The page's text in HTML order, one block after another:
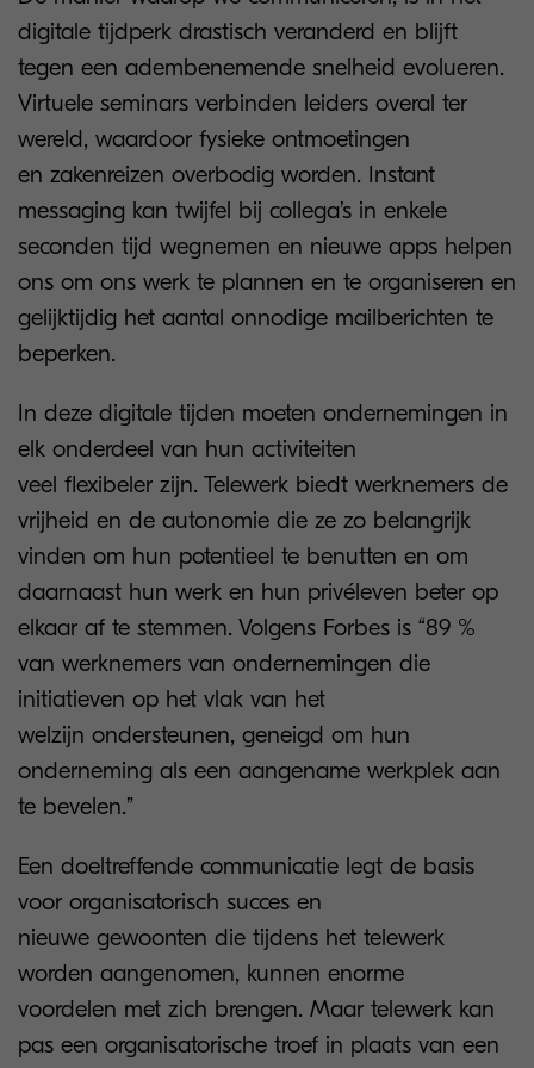
digitale tijdperk drastisch veranderd en blijft
tegen een adembenemende snelheid evolueren.
Virtuele seminars verbinden leiders overal ter
wereld, waardoor fysieke ontmoetingen
en zakenreizen overbodig worden. Instant
messaging kan twijfel bij collega’s in enkele
seconden tijd wegnemen en nieuwe apps helpen
ons om ons werk te plannen en te organiseren en
gelijktijdig het aantal onnodige mailberichten te
beperken.
In deze digitale tijden moeten ondernemingen in
elk onderdeel van hun activiteiten
veel flexibeler zijn. Telewerk biedt werknemers de
vrijheid en de autonomie die ze zo belangrijk
vinden om hun potentieel te benutten en om
daarnaast hun werk en hun privéleven beter op
elkaar af te stemmen. Volgens Forbes is “89 %
van werknemers van ondernemingen die
initiatieven op het vlak van het
welzijn ondersteunen, geneigd om hun
onderneming als een aangename werkplek aan
te bevelen.”
Een doeltreffende communicatie legt de basis
voor organisatorisch succes en
nieuwe gewoonten die tijdens het telewerk
worden aangenomen, kunnen enorme
voordelen met zich brengen. Maar telewerk kan
pas een organisatorische troef in plaats van een